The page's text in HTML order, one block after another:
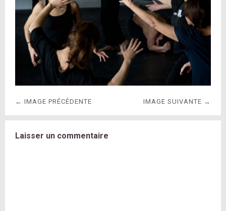
← IMAGE PRÉCÉDENTE IMAGE SUIVANTE →
Laisser un commentaire